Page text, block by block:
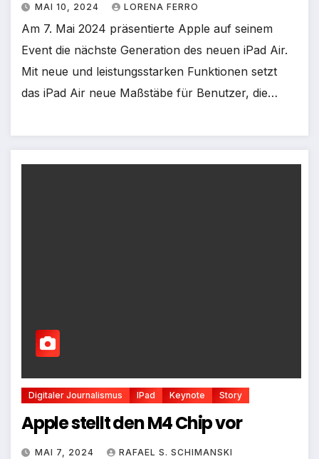
MAI 10, 2024 LORENA FERRO
Am 7. Mai 2024 präsentierte Apple auf seinem
Event die nächste Generation des neuen iPad Air.
Mit neue und leistungsstarken Funktionen setzt
das iPad Air neue Maßstäbe für Benutzer, die…
Digitaler Journalismus IPad Keynote Story
Apple stellt den M4 Chip vor
MAI 7, 2024 RAFAEL S. SCHIMANSKI